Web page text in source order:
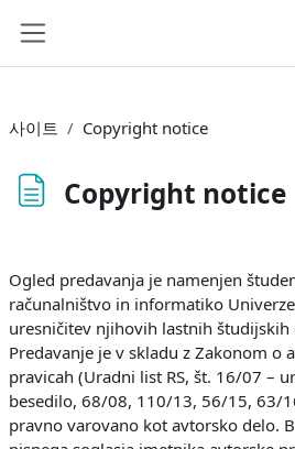
사이트 Copyright notice
Copyright notice
Ogled predavanja je namenjen
računalništvo in informatiko
uresničitev njihovih lastnih študijskih
Predavanje je v skladu z Zakonom o
pravicah (Uradni list RS, št. 16/07 –
besedilo, 68/08, 110/13, 56/15, 63/
pravno varovano kot avtorsko delo.